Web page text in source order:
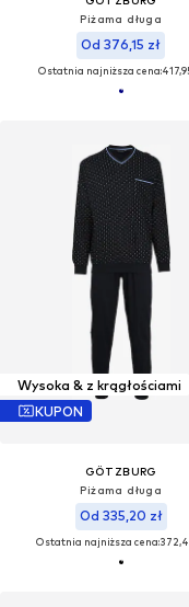
Piżama długa
Od 376,15 zł
Ostatnia najniższa cena:
Wysoka & z krągłościami
KUPON
GÖTZBURG
Piżama długa
Od 335,20 zł
Ostatnia najniższa cena: